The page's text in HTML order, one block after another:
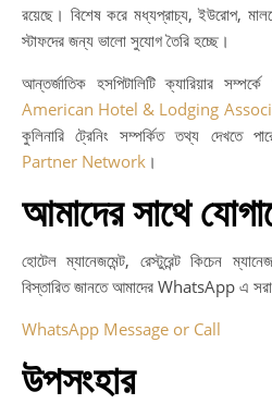
রয়েছে। বিশেষ করে মধ্যপ্রাচ্য, ইউরোপ,
স্টাফদের জন্য ভালো সুযোগ তৈরি হচ্ছে।
আন্তর্জাতিক হসপিটালিটি ক্যারিয়ার
American Hotel & Lodging
কুলিনারি ট্রেনিং সম্পর্কিত তথ্য দেখতে
Partner Network ।
আমাদের সাথে
হোটেল ম্যানেজমেন্ট, রেস্টুরেন্ট কিচেন
বিস্তারিত জানতে আমাদের WhatsApp এ
WhatsApp Message or Call
উপসংহার